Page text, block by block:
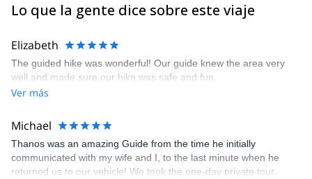
Lo que la gente dice sobre este viaje
Elizabeth
The guided hike was wonderful! Our guide knew the area very
well and made sure our hike was safe and fun.
Ver más
Michael
Thanos was an amazing Guide from the time he initially
communicated with my wife and I, to the last minute when he
returned us to our vehicle! We took the one-day private tour,